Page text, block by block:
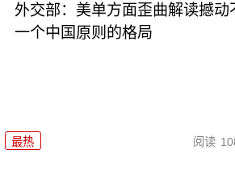
外交部：美单方面歪曲解读撼
一个中国原则的格局
最热 阅读